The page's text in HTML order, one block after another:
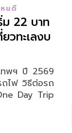
หนดี
ม 22 บาท
วทะเลงบ
ทพฯ ปี 2569
ถไฟ วิธีต่อรถ
Day Trip